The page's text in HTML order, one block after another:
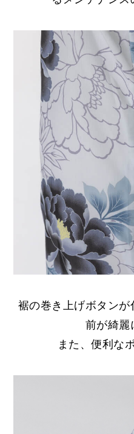
裾の巻き上げボタン
前が綺麗
また、便利な